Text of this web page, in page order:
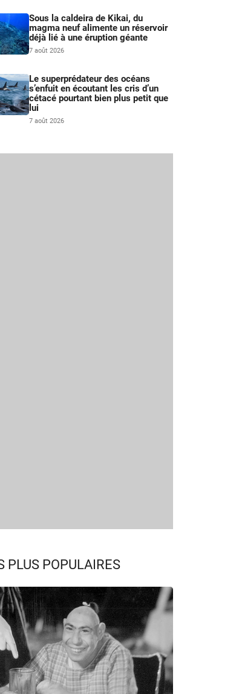
Sous la caldeira de Kikai, du
magma neuf alimente un réservoir
déjà lié à une éruption géante
7 août 2026
Le superprédateur des océans
s’enfuit en écoutant les cris d’un
cétacé pourtant bien plus petit que
lui
7 août 2026
PLUS POPULAIRES